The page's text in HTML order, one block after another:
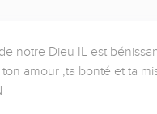
notre Dieu IL est
amour ,ta bonté et ta